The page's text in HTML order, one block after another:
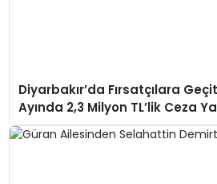
Diyarbakır’da Fırsatçılara
Ayında 2,3 Milyon TL’lik Ceza